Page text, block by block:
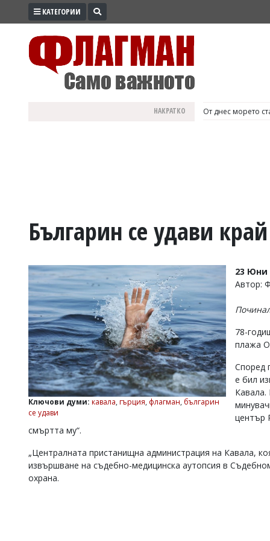
ПРОМО
ВОЙНАТА
УКРАЙНА
СПОРТ
РАЗСЛЕДВАНЕ
БИЗНЕС
Управители:
Веселин
Василев,
k.kassabova@flagman.bg
Главен
КАТЕГОРИИ
НАКРАТКО България е №1 в
Българин се удави
Ключови думи: кавала, гърция, флагман, българин
се удави
23 Юни
Автор:
78-
плажа
Според
е бил
център
смъртта му“.
„Централната пристанищна администрация на Кавала,
извършване на съдебно-медицинска аутопсия в
охрана.